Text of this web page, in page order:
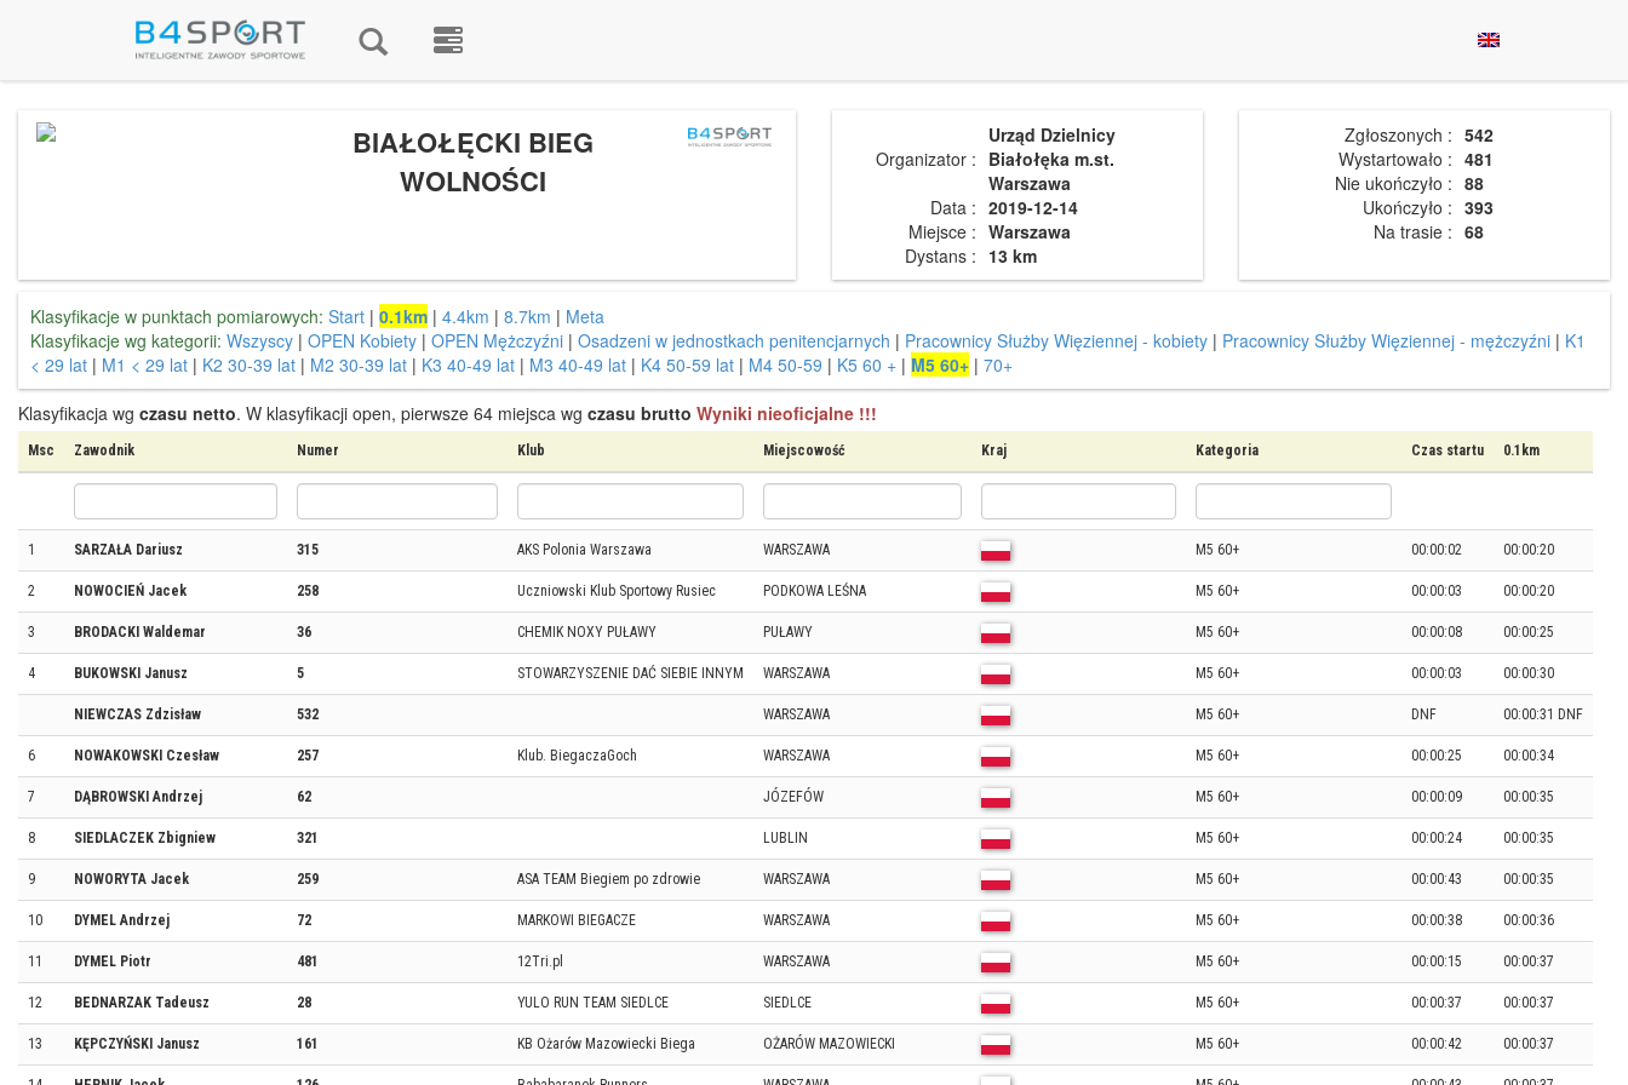
BIAŁOŁĘCKI BIEG
WOLNOŚCI
Organizator :
Urząd Dzielnicy
Białołęka m.st.
Warszawa
Data : 2019-12-14
Miejsce : Warszawa
Dystans : 13 km
Zgłoszonych : 542
Wystartowało : 481
Nie ukończyło : 88
Ukończyło : 393
Na trasie : 68
Klasyfikacje w punktach pomiarowych: Start | 0.1km | 4.4km | 8.7km | Meta
Klasyfikacje wg kategorii: Wszyscy | OPEN Kobiety | OPEN Mężczyźni | Osadzeni w jednostkach penitencjarnych | Pracownicy Służby Więziennej - kobiety | Pracownicy Służby Więziennej - mężczyźni | K1
< 29 lat | M1 < 29 lat | K2 30-39 lat | M2 30-39 lat | K3 40-49 lat | M3 40-49 lat | K4 50-59 lat | M4 50-59 | K5 60 + | M5 60+ | 70+
Klasyfikacja wg czasu netto. W klasyfikacji open, pierwsze 64 miejsca wg czasu brutto Wyniki nieoficjalne !!!
Msc Zawodnik Numer Klub Miejscowość Kraj Kategoria Czas startu 0.1km
1 SARZAŁA Dariusz 315 AKS Polonia Warszawa WARSZAWA M5 60+ 00:00:02 00:00:20
2 NOWOCIEŃ Jacek 258 Uczniowski Klub Sportowy Rusiec PODKOWA LEŚNA M5 60+ 00:00:03 00:00:20
3 BRODACKI Waldemar 36 CHEMIK NOXY PUŁAWY PUŁAWY M5 60+ 00:00:08 00:00:25
4 BUKOWSKI Janusz 5 STOWARZYSZENIE DAĆ SIEBIE INNYM WARSZAWA M5 60+ 00:00:03 00:00:30
NIEWCZAS Zdzisław 532 WARSZAWA M5 60+ DNF 00:00:31 DNF
6 NOWAKOWSKI Czesław 257 Klub. BiegaczaGoch WARSZAWA M5 60+ 00:00:25 00:00:34
7 DĄBROWSKI Andrzej 62 JÓZEFÓW M5 60+ 00:00:09 00:00:35
8 SIEDLACZEK Zbigniew 321 LUBLIN M5 60+ 00:00:24 00:00:35
9 NOWORYTA Jacek 259 ASA TEAM Biegiem po zdrowie WARSZAWA M5 60+ 00:00:43 00:00:35
10 DYMEL Andrzej 72 MARKOWI BIEGACZE WARSZAWA M5 60+ 00:00:38 00:00:36
11 DYMEL Piotr 481 12Tri.pl WARSZAWA M5 60+ 00:00:15 00:00:37
12 BEDNARZAK Tadeusz 28 YULO RUN TEAM SIEDLCE SIEDLCE M5 60+ 00:00:37 00:00:37
13 KĘPCZYŃSKI Janusz 161 KB Ożarów Mazowiecki Biega OŻARÓW MAZOWIECKI M5 60+ 00:00:42 00:00:37